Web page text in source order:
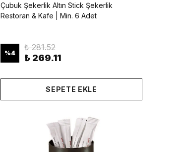
Çubuk Şekerlik Altın Stick Şekerlik
Restoran & Kafe | Min. 6 Adet
%4
₺ 281.52
₺ 269.11
SEPETE EKLE